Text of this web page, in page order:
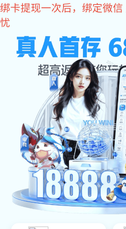
旺财28
关于旺
旺财28-科技赋能场景,让娱乐更有
仪表及相关流机械设备产品在中国的
GF管路系统的PVDF现货，Agru管路
尺寸定制，德国盖米阀门，东丽、海
器，Plast-O-Matic塑料阀门，台湾
品。业务范围涉及半导体、石油、化